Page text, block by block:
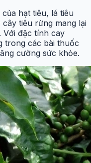
hạt tiêu, lá tiêu
tiêu rừng mang lại
Với đặc tính cay
trong các bài thuốc
cường sức khỏe.